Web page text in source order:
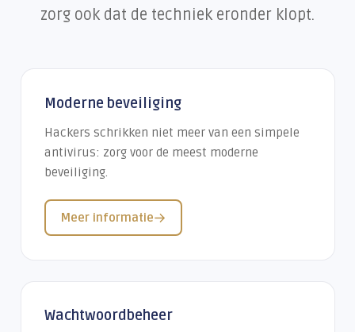
zorg ook dat de techniek eronder klopt.
Moderne beveiliging
Hackers schrikken niet meer van een simpele
antivirus: zorg voor de meest moderne
beveiliging.
Meer informatie
Wachtwoordbeheer